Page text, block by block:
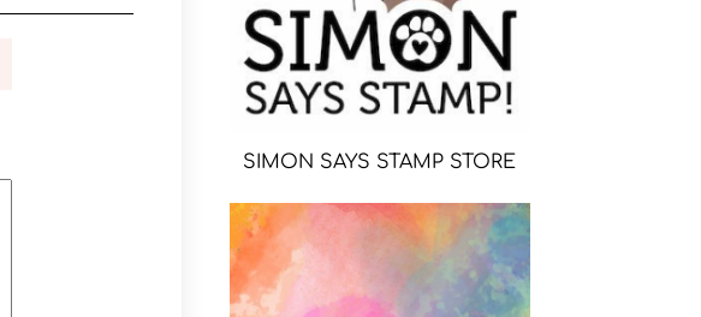
SIMON SAYS STAMP STORE